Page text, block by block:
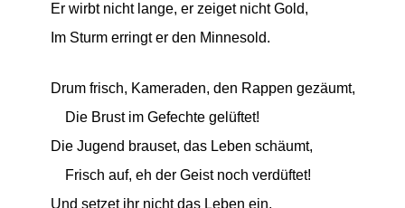
Er wirbt nicht lange, er zeiget nicht Gold,
Im Sturm erringt er den Minnesold.
Drum frisch, Kameraden, den Rappen gezäumt,
Die Brust im Gefechte gelüftet!
Die Jugend brauset, das Leben schäumt,
Frisch auf, eh der Geist noch verdüftet!
Und setzet ihr nicht das Leben ein,